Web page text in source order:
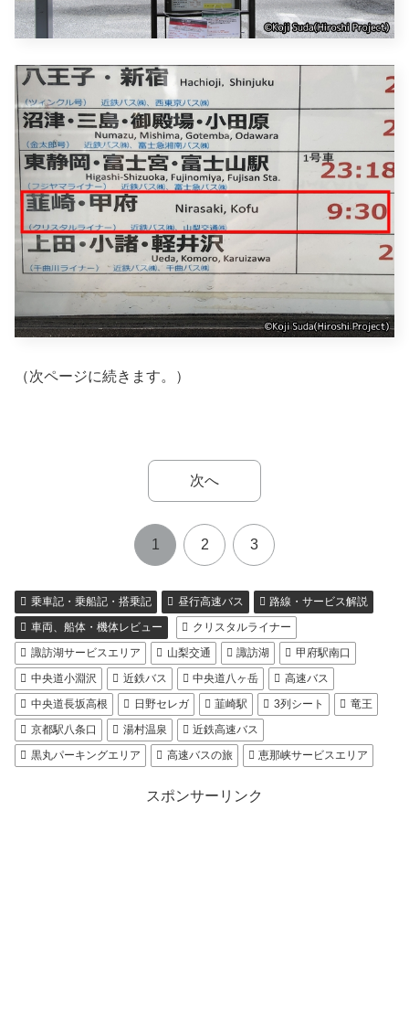
（次ページに続きます。）
次へ
1 2 3
乗車記・乗船記・搭乗記 昼行高速バス
路線・サービス解説
車両、船体・機体レビュー
クリスタルライナー
諏訪湖サービスエリア
山梨交通 諏訪湖
甲府駅南口
中央道小淵沢
近鉄バス 中央道八ヶ岳
高速バス
中央道長坂高根
日野セレガ 韮崎駅 3列シート
竜王
京都駅八条口
湯村温泉
近鉄高速バス
黒丸パーキングエリア
高速バスの旅 恵那峡サービスエリア
スポンサーリンク